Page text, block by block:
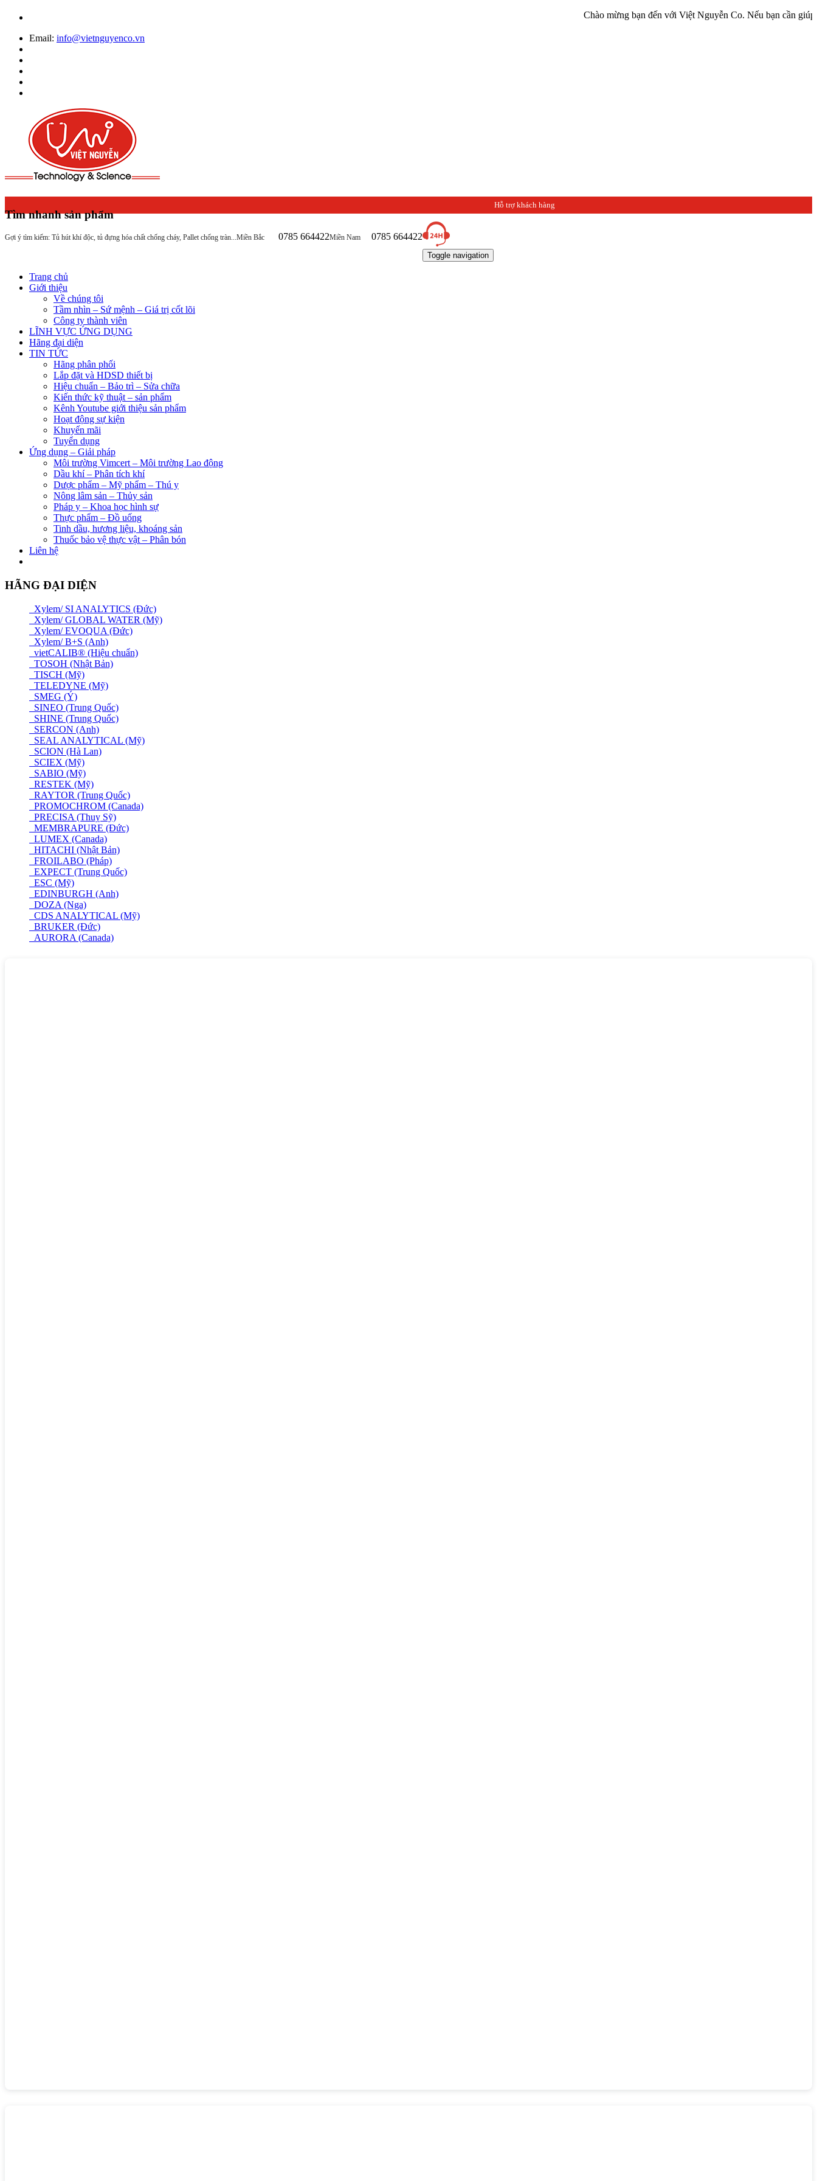
Chào mừng bạn đến với Việt Nguyễn Co. Nếu bạn cần giúp đỡ
Email: info@vietnguyenco.vn
Tìm nhanh sản phẩm
Gợi ý tìm kiếm: Tủ hút khí độc, tủ đựng hóa chất chống cháy, Pallet chống tràn...
Hỗ trợ khách hàng
Miền Bắc 0785 664422Miền Nam 0785 664422
Toggle navigation
Trang chủ
Giới thiệu
Về chúng tôi
Tầm nhìn – Sứ mệnh – Giá trị cốt lõi
Công ty thành viên
LĨNH VỰC ỨNG DỤNG
Hãng đại diện
TIN TỨC
Hãng phân phối
Lắp đặt và HDSD thiết bị
Hiệu chuẩn – Bảo trì – Sửa chữa
Kiến thức kỹ thuật – sản phẩm
Kênh Youtube giới thiệu sản phẩm
Hoạt động sự kiện
Khuyến mãi
Tuyển dụng
Ứng dụng – Giải pháp
Môi trường Vimcert – Môi trường Lao động
Dầu khí – Phân tích khí
Dược phẩm – Mỹ phẩm – Thú y
Nông lâm sản – Thủy sản
Pháp y – Khoa học hình sự
Thực phẩm – Đồ uống
Tinh dầu, hương liệu, khoáng sản
Thuốc bảo vệ thực vật – Phân bón
Liên hệ
HÃNG ĐẠI DIỆN
Xylem/ SI ANALYTICS (Đức)
Xylem/ GLOBAL WATER (Mỹ)
Xylem/ EVOQUA (Đức)
Xylem/ B+S (Anh)
vietCALIB® (Hiệu chuẩn)
TOSOH (Nhật Bản)
TISCH (Mỹ)
TELEDYNE (Mỹ)
SMEG (Ý)
SINEO (Trung Quốc)
SHINE (Trung Quốc)
SERCON (Anh)
SEAL ANALYTICAL (Mỹ)
SCION (Hà Lan)
SCIEX (Mỹ)
SABIO (Mỹ)
RESTEK (Mỹ)
RAYTOR (Trung Quốc)
PROMOCHROM (Canada)
PRECISA (Thuỵ Sỹ)
MEMBRAPURE (Đức)
LUMEX (Canada)
HITACHI (Nhật Bản)
FROILABO (Pháp)
EXPECT (Trung Quốc)
ESC (Mỹ)
EDINBURGH (Anh)
DOZA (Nga)
CDS ANALYTICAL (Mỹ)
BRUKER (Đức)
AURORA (Canada)